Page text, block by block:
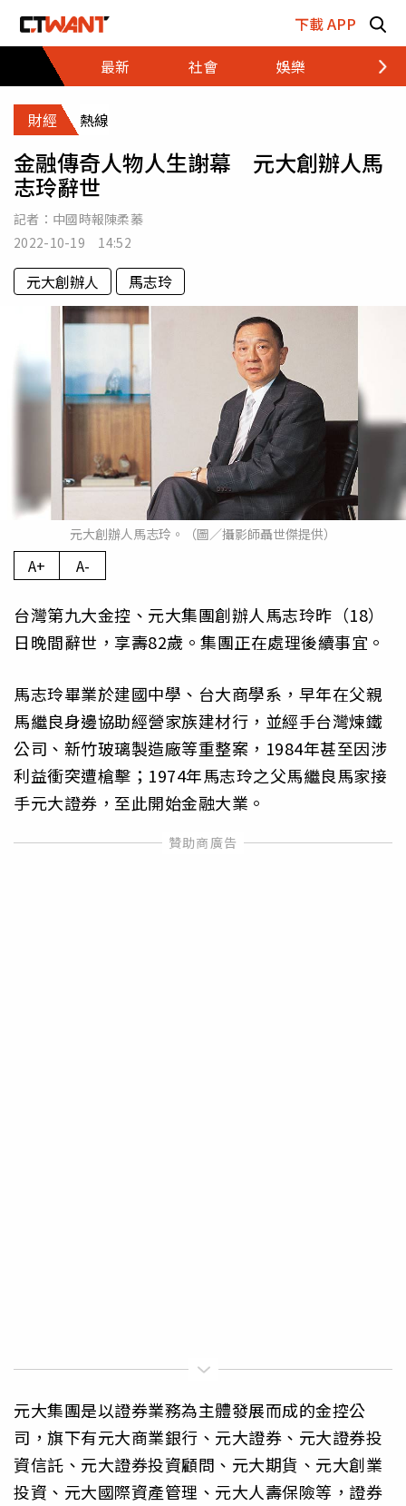
下載 APP
最新
社會 娛樂 財經
財經 熱線
金融傳奇人物人生謝幕 元大創辦人馬
志玲辭世
記者： 中國時報陳柔蓁
2022-10-19 14:52
元大創辦人 馬志玲
元大創辦人馬志玲。（圖／攝影師聶世傑提供）
A+ A-
台灣第九大金控、元大集團創辦人馬志玲昨（18）
日晚間辭世，享壽82歲。集團正在處理後續事宜。
馬志玲畢業於建國中學、台大商學系，早年在父親
馬繼良身邊協助經營家族建材行，並經手台灣煉鐵
公司、新竹玻璃製造廠等重整案，1984年甚至因涉
利益衝突遭槍擊；1974年馬志玲之父馬繼良馬家接
手元大證券，至此開始金融大業。
元大集團是以證券業務為主體發展而成的金控公
司，旗下有元大商業銀行、元大證券、元大證券投
資信託、元大證券投資顧問、元大期貨、元大創業
投資、元大國際資產管理、元大人壽保險等，證券